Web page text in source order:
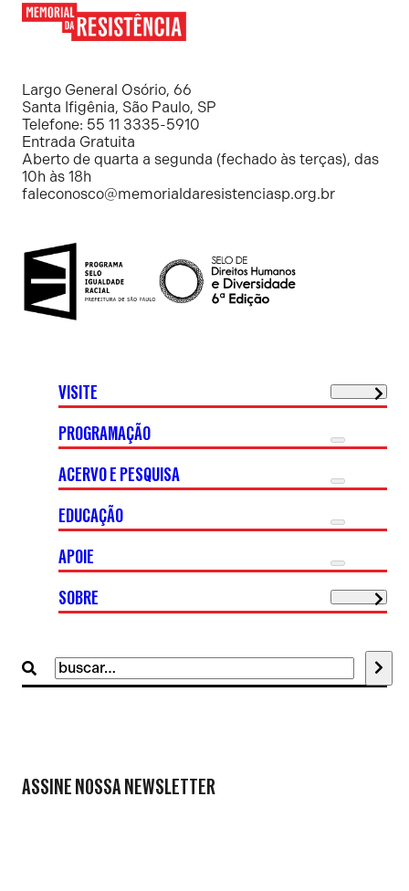
Resistência
Largo General Osório, 66
Santa Ifigênia, São Paulo, SP
Telefone: 55 11 3335-5910
Entrada Gratuita
Aberto de quarta a segunda (fechado às terças), das
10h às 18h
faleconosco@memorialdaresistenciasp.org.br
Buscar
por:
VISITE
PROGRAMAÇÃO
ACERVO E PESQUISA
EDUCAÇÃO
APOIE
SOBRE
ASSINE NOSSA NEWSLETTER